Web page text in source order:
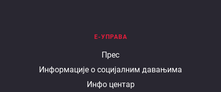
Е-УПРАВА
Прес
Информације о социјалним давањима
Инфо центар